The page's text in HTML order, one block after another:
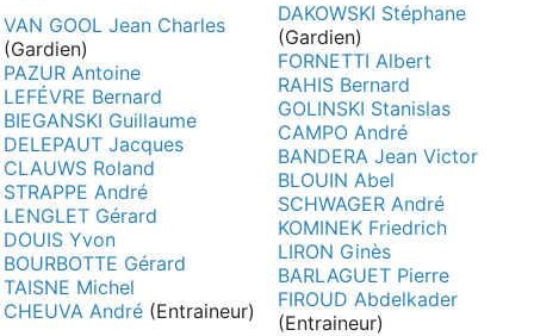
VAN GOOL Jean Charles
(Gardien)
PAZUR Antoine
LEFÉVRE Bernard
BIEGANSKI Guillaume
DELEPAUT Jacques
CLAUWS Roland
STRAPPE André
LENGLET Gérard
DOUIS Yvon
BOURBOTTE Gérard
TAISNE Michel
CHEUVA André (Entraineur)
DAKOWSKI Stéphane
(Gardien)
FORNETTI Albert
RAHIS Bernard
GOLINSKI Stanislas
CAMPO André
BANDERA Jean Victor
BLOUIN Abel
SCHWAGER André
KOMINEK Friedrich
LIRON Ginès
BARLAGUET Pierre
FIROUD Abdelkader
(Entraineur)